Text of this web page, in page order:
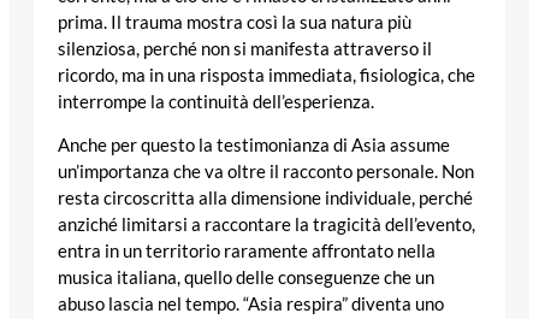
prima. Il trauma mostra così la sua natura più
silenziosa, perché non si manifesta attraverso il
ricordo, ma in una risposta immediata, fisiologica, che
interrompe la continuità dell’esperienza.
Anche per questo la testimonianza di Asia assume
un’importanza che va oltre il racconto personale. Non
resta circoscritta alla dimensione individuale, perché
anziché limitarsi a raccontare la tragicità dell’evento,
entra in un territorio raramente affrontato nella
musica italiana, quello delle conseguenze che un
abuso lascia nel tempo. “Asia respira” diventa uno